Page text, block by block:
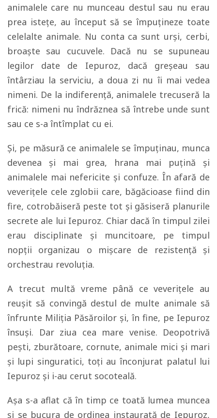
animalele care nu munceau destul sau nu erau
prea istețe, au început să se împuțineze toate
celelalte animale. Nu conta ca sunt urși, cerbi,
broaște sau cucuvele. Dacă nu se supuneau
legilor date de Iepuroz, dacă greșeau sau
întârziau la serviciu, a doua zi nu îi mai vedea
nimeni. De la indiferență, animalele trecuseră la
frică: nimeni nu îndrăznea să întrebe unde sunt
sau ce s-a întîmplat cu ei.
Și, pe măsură ce animalele se împuținau, munca
devenea și mai grea, hrana mai puțină și
animalele mai nefericite și confuze. În afară de
veverițele cele zglobii care, băgăcioase fiind din
fire, cotrobăiseră peste tot și găsiseră planurile
secrete ale lui Iepuroz. Chiar dacă în timpul zilei
erau disciplinate și muncitoare, pe timpul
nopții organizau o mișcare de rezistență și
orchestrau revoluția.
A trecut multă vreme până ce veverițele au
reușit să convingă destul de multe animale să
înfrunte Miliția Păsăroilor și, în fine, pe Iepuroz
însuși. Dar ziua cea mare venise. Deopotrivă
pești, zburătoare, cornute, animale mici și mari
și lupi singuratici, toți au înconjurat palatul lui
Iepuroz și i-au cerut socoteală.
Așa s-a aflat că în timp ce toată lumea muncea
și se bucura de ordinea instaurată de Iepuroz,